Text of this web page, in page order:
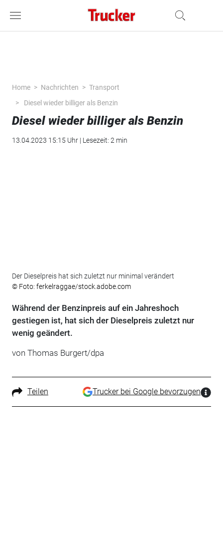
Home Nachrichten
Transport
Diesel wieder billiger als Benzin
Diesel wieder billiger als Benzin
13.04.2023 15:15 Uhr | Lesezeit: 2 min
Der Dieselpreis hat sich zuletzt nur minimal verändert
© Foto: ferkelraggae/stock.adobe.com
Während der Benzinpreis auf ein Jahreshoch
gestiegen ist, hat sich der Dieselpreis zuletzt nur
wenig geändert.
von Thomas Burgert/dpa
Teilen Trucker bei Google bevorzugen